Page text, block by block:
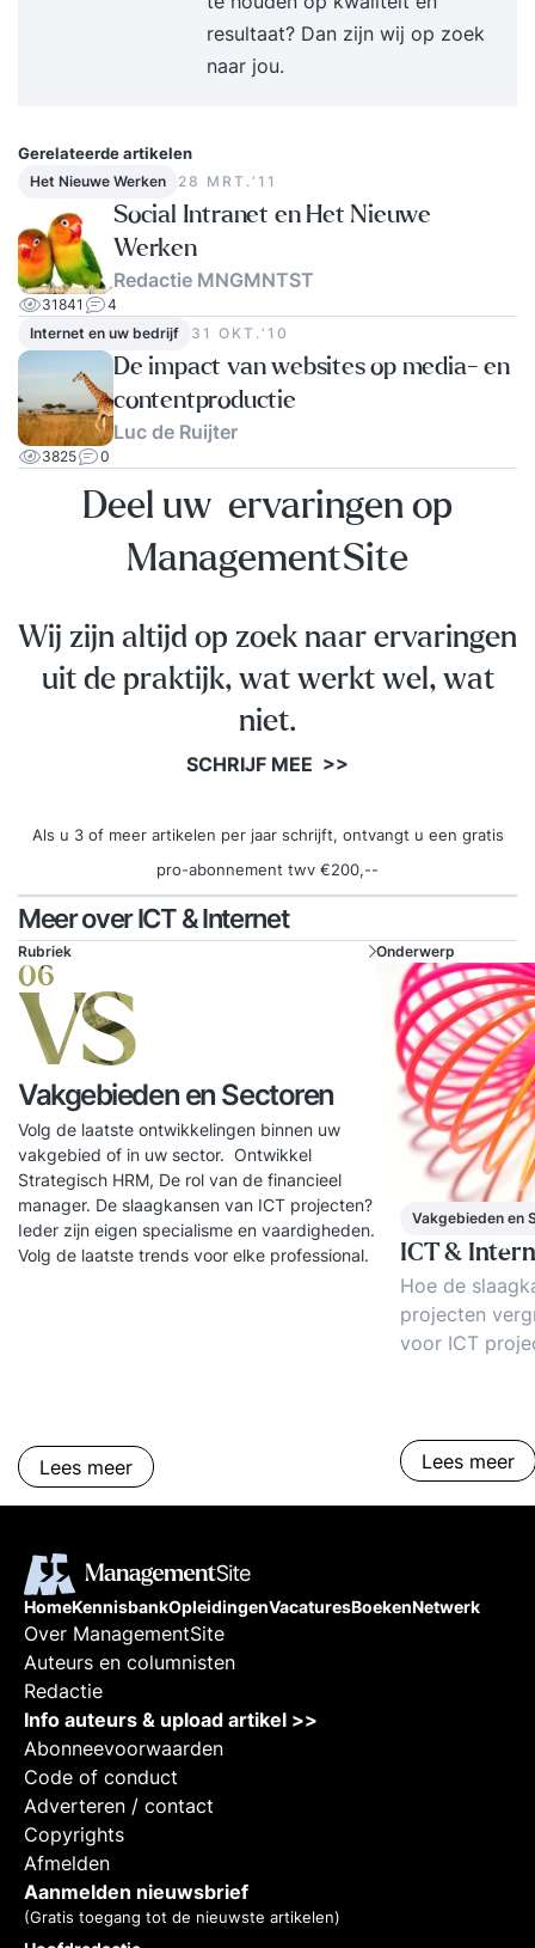
resultaat? Dan zijn wij op zoek
naar jou.
Gerelateerde artikelen
Het Nieuwe Werken 28 MRT.‘11
Social Intranet en Het Nieuwe
Werken
Redactie MNGMNTST
31841
4
Internet en uw bedrijf
31 OKT.‘10
De impact van websites op media- en
contentproductie
Luc de Ruijter
3825 0
Deel uw ervaringen op
ManagementSite
Wij zijn altijd op zoek naar ervaringen
uit de praktijk, wat werkt wel, wat
niet.
SCHRIJF MEE >>
Als u 3 of meer artikelen per jaar schrijft, ontvangt u een gratis
pro-abonnement twv €200,--
Meer over ICT & Internet
Rubriek
06
VS
Vakgebieden en Sectoren
Volg de laatste ontwikkelingen binnen uw
vakgebied of in uw sector. Ontwikkel
Strategisch HRM, De rol van de financieel
manager. De slaagkansen van ICT projecten?
Ieder zijn eigen specialisme en vaardigheden.
Volg de laatste trends voor elke professional.
Lees meer
Onderwerp
Vakgebieden en
ICT &
Hoe de
projecten
voor ICT
Lees meer
HomeKennisbankOpleidingenVacaturesBoekenNetwerk
Over ManagementSite
Auteurs en columnisten
Redactie
Info auteurs & upload artikel >>
Abonneevoorwaarden
Code of conduct
Adverteren / contact
Copyrights
Afmelden
Aanmelden nieuwsbrief
(Gratis toegang tot de nieuwste artikelen)